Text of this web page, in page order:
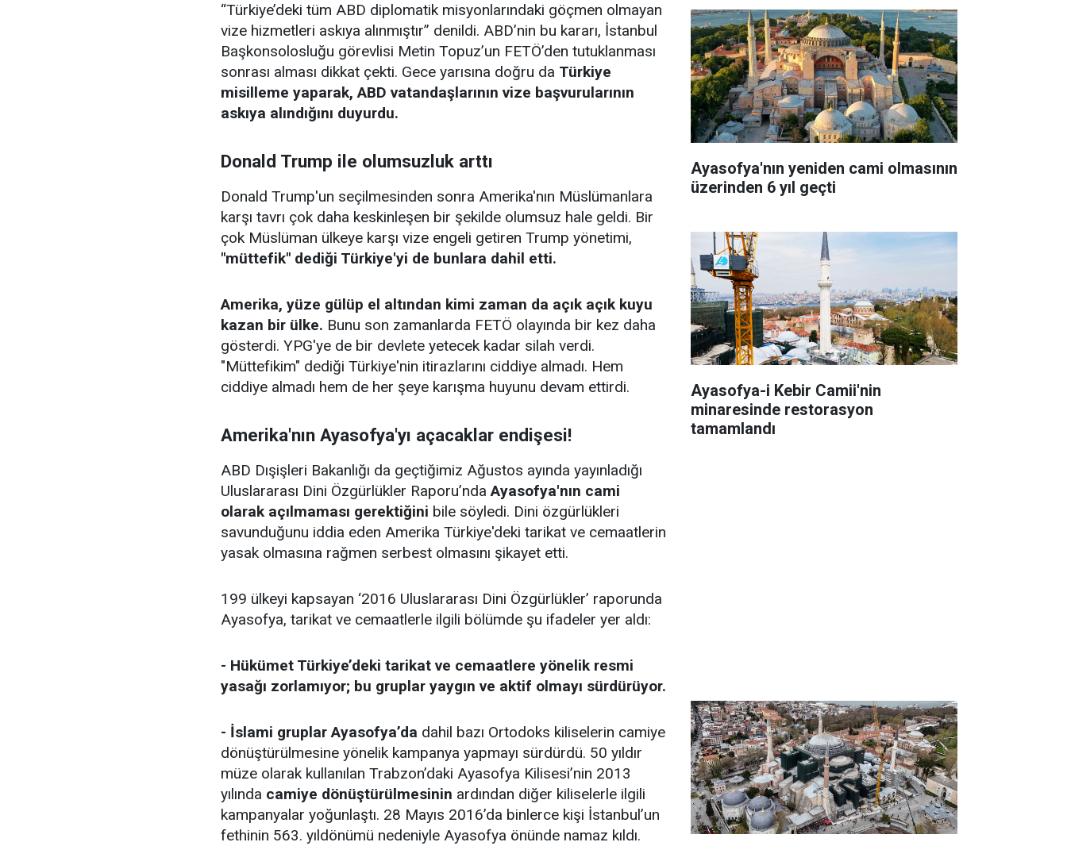
“Türkiye’deki tüm ABD diplomatik misyonlarındaki göçmen olmayan
vize hizmetleri askıya alınmıştır” denildi. ABD’nin bu kararı, İstanbul
Başkonsolosluğu görevlisi Metin Topuz’un FETÖ’den tutuklanması
sonrası alması dikkat çekti. Gece yarısına doğru da Türkiye
misilleme yaparak, ABD vatandaşlarının vize başvurularının
askıya alındığını duyurdu.
Donald Trump ile olumsuzluk arttı
Donald Trump'un seçilmesinden sonra Amerika'nın Müslümanlara
karşı tavrı çok daha keskinleşen bir şekilde olumsuz hale geldi. Bir
çok Müslüman ülkeye karşı vize engeli getiren Trump yönetimi,
"müttefik" dediği Türkiye'yi de bunlara dahil etti.
Amerika, yüze gülüp el altından kimi zaman da açık açık kuyu
kazan bir ülke. Bunu son zamanlarda FETÖ olayında bir kez daha
gösterdi. YPG'ye de bir devlete yetecek kadar silah verdi.
"Müttefikim" dediği Türkiye'nin itirazlarını ciddiye almadı. Hem
ciddiye almadı hem de her şeye karışma huyunu devam ettirdi.
Amerika'nın Ayasofya'yı açacaklar endişesi!
ABD Dışişleri Bakanlığı da geçtiğimiz Ağustos ayında yayınladığı
Uluslararası Dini Özgürlükler Raporu’ndaAyasofya'nın cami
olarak açılmaması gerektiğini bile söyledi. Dini özgürlükleri
savunduğunu iddia eden Amerika Türkiye'deki tarikat ve cemaatlerin
yasak olmasına rağmen serbest olmasını şikayet etti.
199 ülkeyi kapsayan ‘2016 Uluslararası Dini Özgürlükler’ raporunda
Ayasofya, tarikat ve cemaatlerle ilgili bölümde şu ifadeler yer aldı:
- Hükümet Türkiye’deki tarikat ve cemaatlere yönelik resmi
yasağı zorlamıyor; bu gruplar yaygın ve aktif olmayı sürdürüyor.
- İslami gruplar Ayasofya’da dahil bazı Ortodoks kiliselerin camiye
dönüştürülmesine yönelik kampanya yapmayı sürdürdü. 50 yıldır
müze olarak kullanılan Trabzon’daki Ayasofya Kilisesi’nin 2013
yılında camiye dönüştürülmesinin ardından diğer kiliselerle ilgili
kampanyalar yoğunlaştı. 28 Mayıs 2016’da binlerce kişi İstanbul’un
fethinin 563. yıldönümü nedeniyle Ayasofya önünde namaz kıldı.
Ayasofya'nın yeniden cami olmasının
üzerinden 6 yıl geçti
Ayasofya-i Kebir Camii'nin
minaresinde restorasyon
tamamlandı